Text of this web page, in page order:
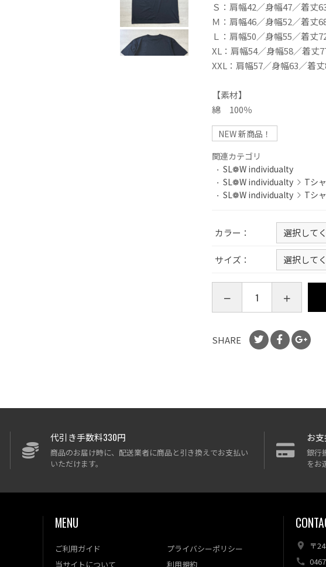
Ｓ：肩幅42／身幅47／着丈
Ｍ：肩幅46／身幅52／着丈
Ｌ：肩幅50／身幅55／着丈
XL：肩幅54／身幅58／着丈
XXL：肩幅57／身幅63／着
【素材】
綿 100％
NEW 新商品！
関連カテゴリ
SL❁W individualty
SL❁W individualty
Tシ
SL❁W individualty
Tシ
カラー
サイズ
SHARE
代引き手数料330円
商品のお届け時に、配送業者に商品と引き換えでお支払い
いただけます。
お
銀行
をお
MENU
ご利用ガイド
当サイトについて
プライバシーポリシー
利用規約
〒